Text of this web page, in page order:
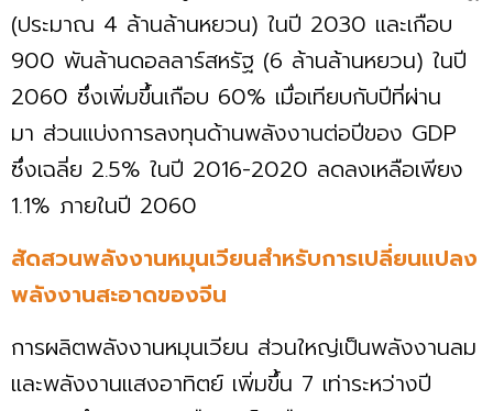
(ประมาณ 4 ล้านล้านหยวน) ในปี 2030 และเกือบ
900 พันล้านดอลลาร์สหรัฐ (6 ล้านล้านหยวน) ในปี
2060 ซึ่งเพิ่มขึ้นเกือบ 60% เมื่อเทียบกับปีที่ผ่าน
มา ส่วนแบ่งการลงทุนด้านพลังงานต่อปีของ GDP
ซึ่งเฉลี่ย 2.5% ในปี 2016-2020 ลดลงเหลือเพียง
1.1% ภายในปี 2060
สัดสวนพลังงานหมุนเวียนสำหรับการเปลี่ยนแปลง
พลังงานสะอาดของจีน
การผลิตพลังงานหมุนเวียน ส่วนใหญ่เป็นพลังงานลม
และพลังงานแสงอาทิตย์ เพิ่มขึ้น 7 เท่าระหว่างปี